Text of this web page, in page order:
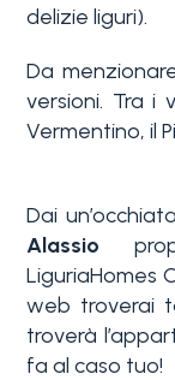
delizie liguri).
Da
versioni. Tra i
Vermentino, il
Dai
Alassio
LiguriaHomes
web troverai
troverà
fa al caso tuo!
Piscina
Vista mare